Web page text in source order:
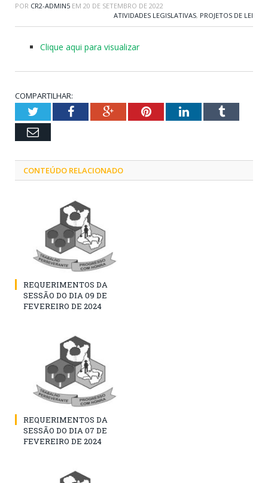
POR CR2-ADMIN5 EM 20 DE SETEMBRO DE 2022
ATIVIDADES LEGISLATIVAS, PROJETOS DE LEI
Clique aqui para visualizar
COMPARTILHAR:
TwitterFacebookGoogle+PinterestLinkedInTumblr
Email
CONTEÚDO RELACIONADO
REQUERIMENTOS DA
SESSÃO DO DIA 09 DE
FEVEREIRO DE 2024
REQUERIMENTOS DA
SESSÃO DO DIA 07 DE
FEVEREIRO DE 2024